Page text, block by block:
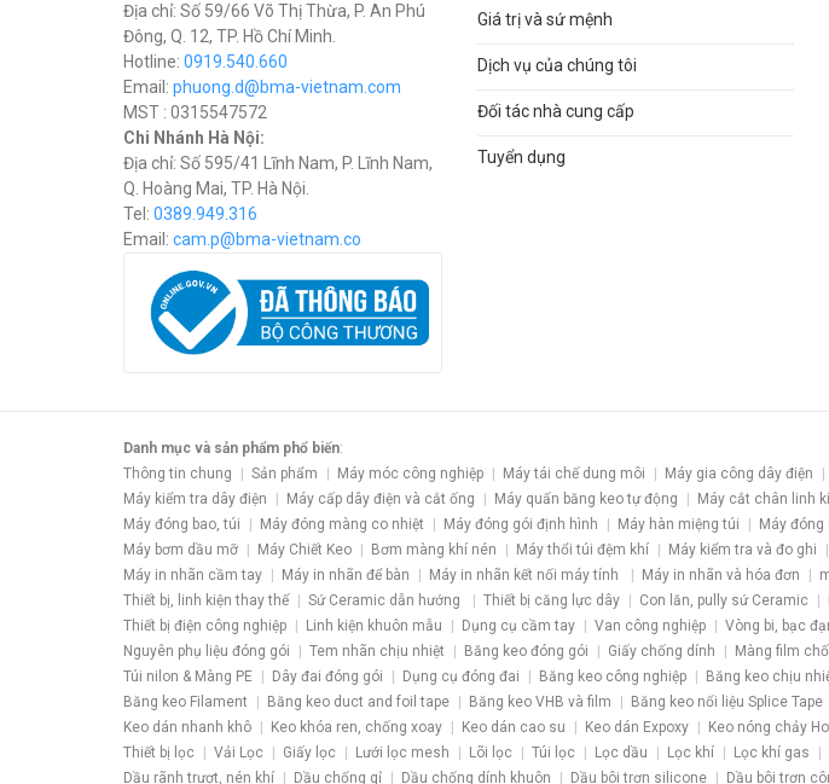
Địa chỉ: Số 59/66 Võ Thị Thừa, P. An Phú
Đông, Q. 12, TP. Hồ Chí Minh.
Hotline: 0919.540.660
Email: phuong.d@bma-vietnam.com
MST : 0315547572
Chi Nhánh Hà Nội:
Địa chỉ: Số 595/41 Lĩnh Nam, P. Lĩnh Nam,
Q. Hoàng Mai, TP. Hà Nội.
Tel: 0389.949.316
Email: cam.p@bma-vietnam.co
Giá trị và sứ mệnh
Dịch vụ của chúng tôi
Đối tác nhà cung cấp
Tuyển dụng
Danh mục và sản phẩm phổ biến:
Thông tin chung
Sản phẩm Máy móc công nghiệp Máy tái chế dung môi Máy gia công dây điện
Máy kiểm tra dây điện
Máy cấp dây điện và cắt ống Máy quấn băng keo tự động Máy cắt chân linh
Máy đóng bao, túi
Máy đóng màng co nhiệt Máy đóng gói định hình Máy hàn miệng túi Máy
Máy bơm dầu mỡ
Máy Chiết Keo Bơm màng khí nén Máy thổi túi đệm khí Máy kiểm tra và đo ghi
Máy in nhãn cầm tay
Máy in nhãn để bàn Máy in nhãn kết nối máy tính Máy in nhãn và hóa đơn
Thiết bị, linh kiện thay thế
Sứ Ceramic dẫn hướng Thiết bị căng lực dây Con lăn, pully sứ Ceramic
Thiết bị điện công nghiệp
Linh kiện khuôn mẫu Dụng cụ cầm tay Van công nghiệp Vòng bi, bạc
Nguyên phụ liệu đóng gói
Tem nhãn chịu nhiệt Băng keo đóng gói Giấy chống dính Màng film
Túi nilon & Màng PE
Dây đai đóng gói Dụng cụ đóng đai Băng keo công nghiệp Băng keo chịu
Băng keo Filament
Băng keo duct and foil tape Băng keo VHB và film Băng keo nối liệu Splice Tape
Keo dán nhanh khô
Keo khóa ren, chống xoay Keo dán cao su Keo dán Expoxy Keo nóng chảy
Thiết bị lọc
Vải Lọc Giấy lọc Lưới lọc mesh Lõi lọc Túi lọc Lọc dầu Lọc khí Lọc khí gas
Dầu rãnh trượt, nén khí
Dầu chống gỉ Dầu chống dính khuôn Dầu bôi trơn silicone Dầu bôi trơn